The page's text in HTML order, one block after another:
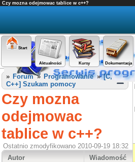
Czy mozna odejmowac tablice w c++?
Start
Aktualności Kursy Dokumentacja
» Forum» Programowanie»[C,
C++] Szukam pomocy
Czy mozna
odejmowac
tablice w c++?
Ostatnio zmodyfikowano 2010-09-19 18:32
Autor
Wiadomość